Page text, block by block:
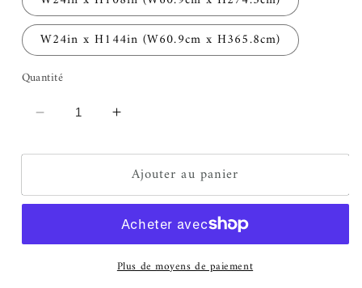
W24in x H144in (W60.9cm x H365.8cm)
Quantité
Réduire
quantité
Garnets
Augmenter
quantité
de
Garnets
Ajouter au panier
Plus de moyens de paiement